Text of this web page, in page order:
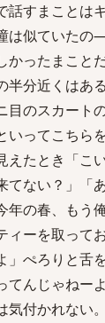
話すまこと
は似ていた
かったまこと
半分近くはあ
目のスカート
いってこちら
えたとき「こ
てない？」「
年の春、もう
ーを取って
」ぺろりと舌
てんじゃね
気付かれない